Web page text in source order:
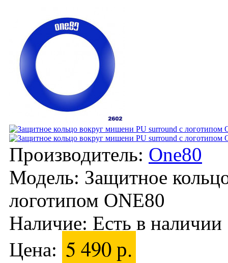
Производитель: One80
Модель: Защитное
логотипом ONE80
Наличие: Есть в наличии
Цена: 5 490 р.